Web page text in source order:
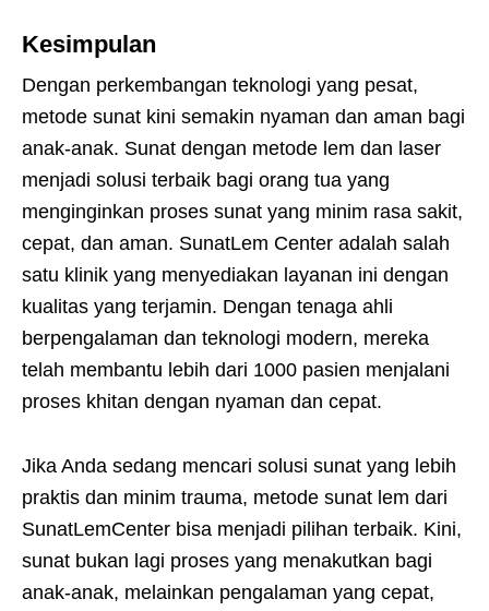
Kesimpulan
Dengan perkembangan teknologi yang pesat,
metode sunat kini semakin nyaman dan aman bagi
anak-anak. Sunat dengan metode lem dan laser
menjadi solusi terbaik bagi orang tua yang
menginginkan proses sunat yang minim rasa sakit,
cepat, dan aman. SunatLem Center adalah salah
satu klinik yang menyediakan layanan ini dengan
kualitas yang terjamin. Dengan tenaga ahli
berpengalaman dan teknologi modern, mereka
telah membantu lebih dari 1000 pasien menjalani
proses khitan dengan nyaman dan cepat.
Jika Anda sedang mencari solusi sunat yang lebih
praktis dan minim trauma, metode sunat lem dari
SunatLemCenter bisa menjadi pilihan terbaik. Kini,
sunat bukan lagi proses yang menakutkan bagi
anak-anak, melainkan pengalaman yang cepat,